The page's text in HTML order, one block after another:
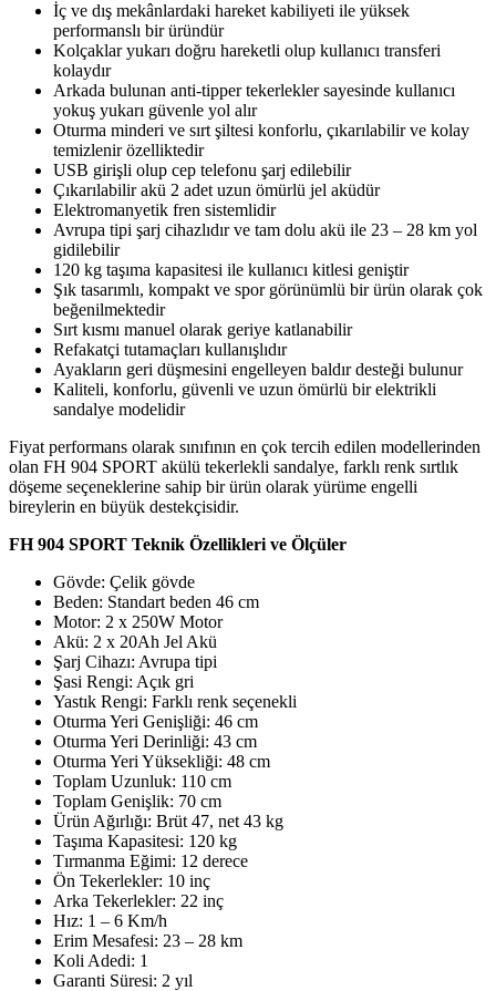
İç ve dış mekânlardaki hareket kabiliyeti ile yüksek
performanslı bir üründür
Kolçaklar yukarı doğru hareketli olup kullanıcı transferi
kolaydır
Arkada bulunan anti-tipper tekerlekler sayesinde kullanıcı
yokuş yukarı güvenle yol alır
Oturma minderi ve sırt şiltesi konforlu, çıkarılabilir ve kolay
temizlenir özelliktedir
USB girişli olup cep telefonu şarj edilebilir
Çıkarılabilir akü 2 adet uzun ömürlü jel aküdür
Elektromanyetik fren sistemlidir
Avrupa tipi şarj cihazlıdır ve tam dolu akü ile 23 – 28 km yol
gidilebilir
120 kg taşıma kapasitesi ile kullanıcı kitlesi geniştir
Şık tasarımlı, kompakt ve spor görünümlü bir ürün olarak çok
beğenilmektedir
Sırt kısmı manuel olarak geriye katlanabilir
Refakatçi tutamaçları kullanışlıdır
Ayakların geri düşmesini engelleyen baldır desteği bulunur
Kaliteli, konforlu, güvenli ve uzun ömürlü bir elektrikli
sandalye modelidir
Fiyat performans olarak sınıfının en çok tercih edilen modellerinden
olan FH 904 SPORT akülü tekerlekli sandalye, farklı renk sırtlık
döşeme seçeneklerine sahip bir ürün olarak yürüme engelli
bireylerin en büyük destekçisidir.
FH 904 SPORT Teknik Özellikleri ve Ölçüler
Gövde: Çelik gövde
Beden: Standart beden 46 cm
Motor: 2 x 250W Motor
Akü: 2 x 20Ah Jel Akü
Şarj Cihazı: Avrupa tipi
Şasi Rengi: Açık gri
Yastık Rengi: Farklı renk seçenekli
Oturma Yeri Genişliği: 46 cm
Oturma Yeri Derinliği: 43 cm
Oturma Yeri Yüksekliği: 48 cm
Toplam Uzunluk: 110 cm
Toplam Genişlik: 70 cm
Ürün Ağırlığı: Brüt 47, net 43 kg
Taşıma Kapasitesi: 120 kg
Tırmanma Eğimi: 12 derece
Ön Tekerlekler: 10 inç
Arka Tekerlekler: 22 inç
Hız: 1 – 6 Km/h
Erim Mesafesi: 23 – 28 km
Koli Adedi: 1
Garanti Süresi: 2 yıl